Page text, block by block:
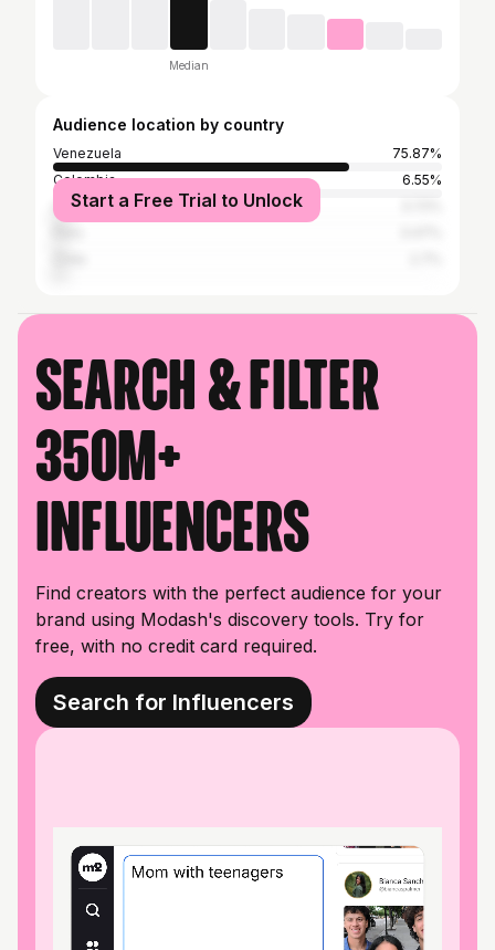
Median
Audience location by country
Venezuela
75.87%
Colombia
6.55%
United States
Start a Free Trial to Unlock
Search & filter
350M+
influencers
Find creators with the perfect audience for your
brand using Modash's discovery tools. Try for
free, with no credit card required.
Search for Influencers